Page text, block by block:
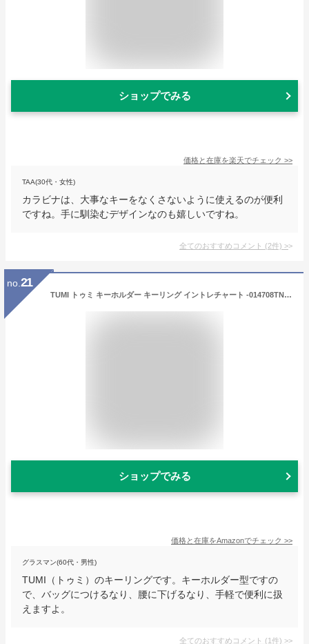
ショップでみる
価格と在庫を楽天でチェック >>
TAA(30代・女性)
カラビナは、大事なキーをなくさないように使えるのが便利
ですね。手に馴染むデザインなのも嬉しいですね。
全てのおすすめコメント (2件) >
no. 21
TUMI トゥミ キーホルダー キーリング イントレチャート -014708TN [アウトレット品] [並行輸入品]
ショップでみる
価格と在庫をAmazonでチェック >>
グラスマン(60代・男性)
TUMI（トゥミ）のキーリングです。キーホルダー型ですの
で、バッグにつけるなり、腰に下げるなり、手軽で便利に扱
えますよ。
全てのおすすめコメント (1件) >